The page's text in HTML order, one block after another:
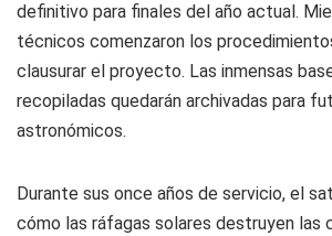
definitivo para finales del año actual.
técnicos comenzaron los
clausurar el proyecto. Las inmensas
recopiladas quedarán archivadas para
astronómicos.
Durante sus once años de servicio, el
cómo las ráfagas solares destruyen las